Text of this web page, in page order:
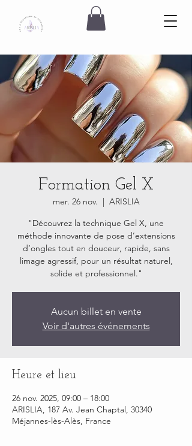
Formation Gel X
mer. 26 nov.
  |
ARISLIA
"Découvrez la technique Gel X, une
méthode innovante de pose d’extensions
d’ongles tout en douceur, rapide, sans
limage agressif, pour un résultat naturel,
solide et professionnel."
Aucun billet en vente
Voir d'autres événements
Heure et lieu
26 nov. 2025, 09:00 – 18:00
ARISLIA, 187 Av. Jean Chaptal, 30340
Méjannes-lès-Alès, France